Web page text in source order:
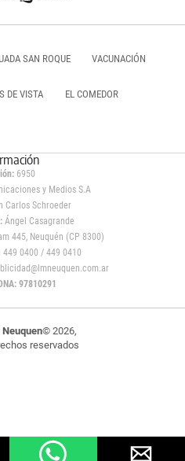
SAN ROQUE VACUNACIÓN
DE VISTA EL COMEDOR
6950
y Medios S.A
Carlos Schroeder
Ángel Casagrande
445, Neuquén (CP 8300)
449 0400 / 449 0410
97810291
Neuquen© 2026,
reservados